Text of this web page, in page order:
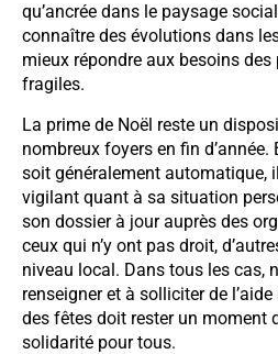
qu’ancrée dans le paysage
connaître des évolutions dans
mieux répondre aux besoins
fragiles.
La prime de Noël reste un
nombreux foyers en fin
soit généralement automatique,
vigilant quant à sa situation
son dossier à jour auprès des
ceux qui n’y ont pas droit,
niveau local. Dans tous les cas,
renseigner et à solliciter de
des fêtes doit rester un moment
solidarité pour tous.